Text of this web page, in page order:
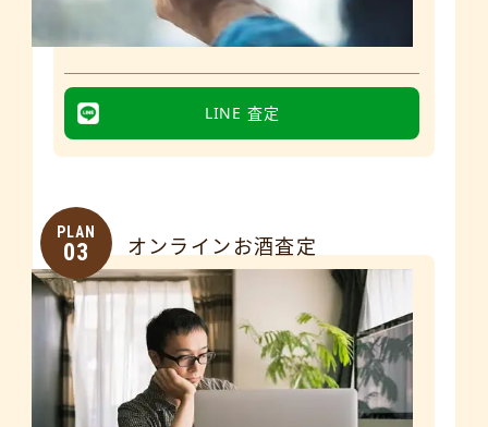
LINE 査定
PLAN
03 オンラインお酒査定